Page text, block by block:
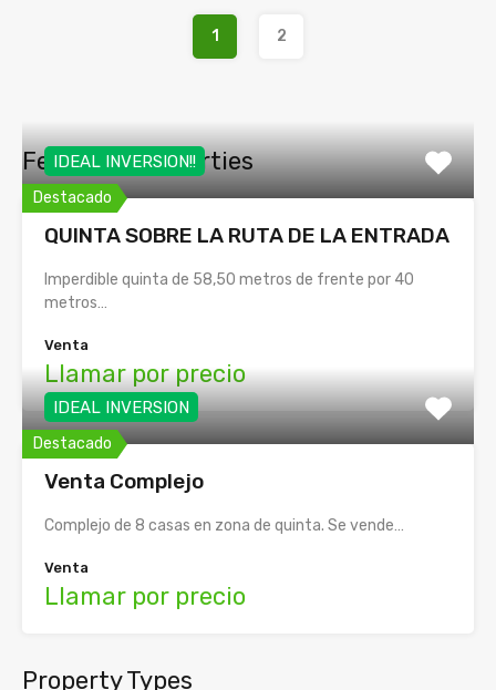
1 2
Featured Properties
Destacado
IDEAL INVERSION!!
QUINTA SOBRE LA RUTA DE LA ENTRADA
Imperdible quinta de 58,50 metros de frente por 40
metros…
Venta
Llamar por precio
Destacado
IDEAL INVERSION
Venta Complejo
Complejo de 8 casas en zona de quinta. Se vende…
Venta
Llamar por precio
Property Types